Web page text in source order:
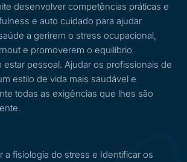
desenvolver competências práticas e
e auto cuidado para ajudar
a gerirem o stress ocupacional,
e promoverem o equilíbrio
estar pessoal. Ajudar os profissionais de
estilo de vida mais saudável e
todas as exigências que lhes são
a fisiologia do stress e Identificar os